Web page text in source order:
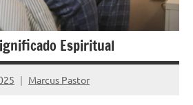
Espiritual
Marcus Pastor